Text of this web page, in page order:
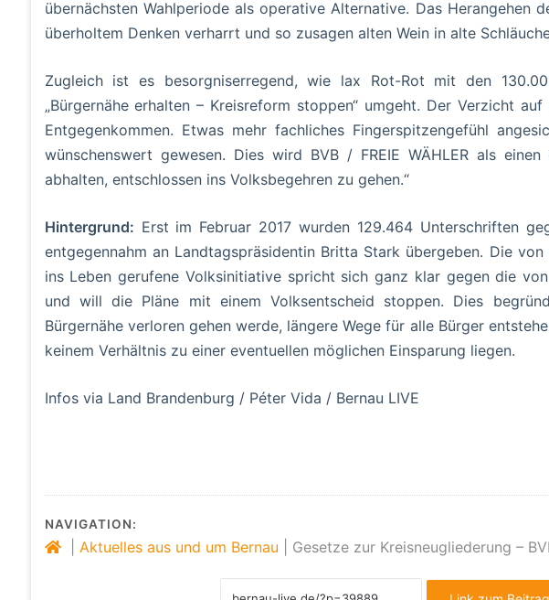
übernächsten Wahlperiode als operative Alternative. Das Herangehen
überholtem Denken verharrt und so zusagen alten Wein in alte
Zugleich ist es besorgniserregend, wie lax Rot-Rot mit den
„Bürgernähe erhalten – Kreisreform stoppen“ umgeht. Der Verzicht
Entgegenkommen. Etwas mehr fachliches Fingerspitzengefühl
wünschenswert gewesen. Dies wird BVB / FREIE WÄHLER als
abhalten, entschlossen ins Volksbegehren zu gehen.“
Hintergrund: Erst im Februar 2017 wurden 129.464 Unterschriften
entgegennahm an Landtagspräsidentin Britta Stark übergeben. Die von
ins Leben gerufene Volksinitiative spricht sich ganz klar gegen die
und will die Pläne mit einem Volksentscheid stoppen. Dies
Bürgernähe verloren gehen werde, längere Wege für alle Bürger
keinem Verhältnis zu einer eventuellen möglichen Einsparung liegen.
Infos via Land Brandenburg / Péter Vida / Bernau LIVE
NAVIGATION:
Aktuelles aus und um Bernau Gesetze zur Kreisneugliederung –